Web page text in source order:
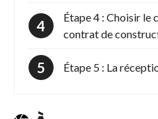
Étape 4 : Choisir le
contrat de
Étape 5 : La